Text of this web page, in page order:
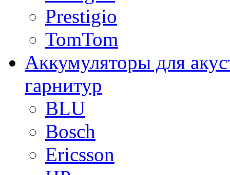
Prestigio
TomTom
Аккумуляторы для
гарнитур
BLU
Bosch
Ericsson